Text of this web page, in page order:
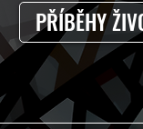
PŘÍBĚHY